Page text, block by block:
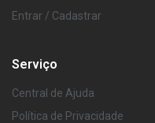
Entrar / Cadastrar
Serviço
Central de Ajuda
Política de Privacidade